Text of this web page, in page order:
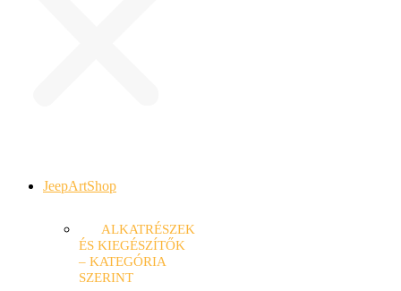
JeepArtShop
ALKATRÉSZEK
ÉS KIEGÉSZÍTŐK
– KATEGÓRIA
SZERINT